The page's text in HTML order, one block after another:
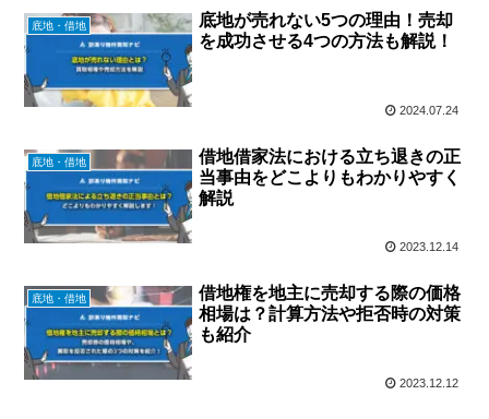
底地・借地
底地が売れない5つの理由！売却
を成功させる4つの方法も解説！
2024.07.24
底地・借地
借地借家法における立ち退きの正
当事由をどこよりもわかりやすく
解説
2023.12.14
底地・借地
借地権を地主に売却する際の価格
相場は？計算方法や拒否時の対策
も紹介
2023.12.12